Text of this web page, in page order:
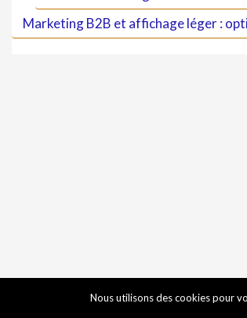
Marketing B2B et affichage léger :
Nous utilisons des cookies pour